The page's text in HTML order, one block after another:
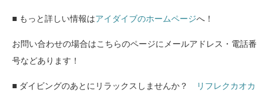
■ もっと詳しい情報はアイダイブのホームページへ！
お問い合わせの場合はこちらのページにメールアドレス・電話番
号などあります！
■ ダイビングのあとにリラックスしませんか？
リフレクカオカ